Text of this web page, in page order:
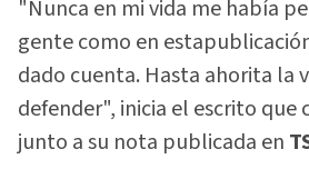
"Nunca en mi vida me había
gente como en
dado cuenta. Hasta ahorita la
defender", inicia el escrito que
junto a su nota publicada en